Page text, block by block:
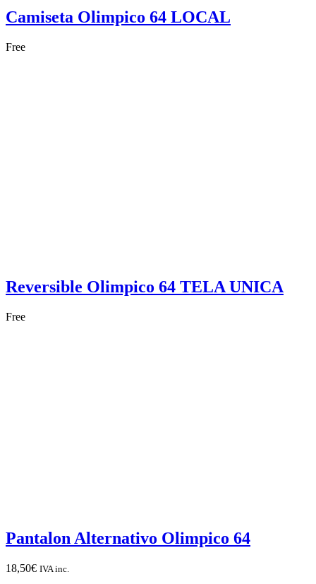
Camiseta Olimpico 64 LOCAL
Free
Reversible Olimpico 64 TELA UNICA
Free
Pantalon Alternativo Olimpico 64
18,50€ IVA inc.